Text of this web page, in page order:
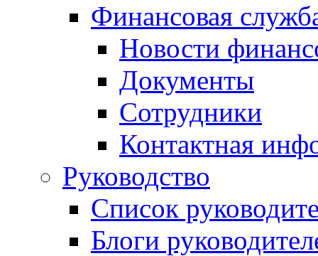
Финансовая
Новости
Документы
Сотрудники
Контактная
Руководство
Список
Блоги